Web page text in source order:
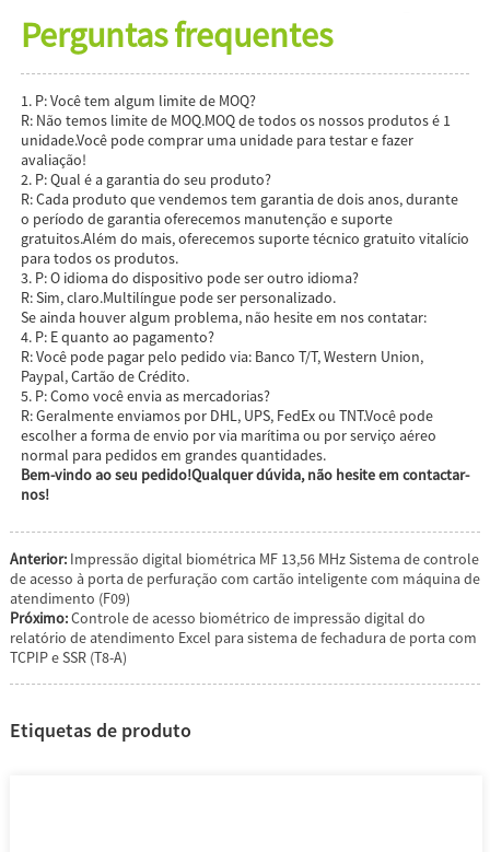
Perguntas frequentes
1. P: Você tem algum limite de MOQ?
R: Não temos limite de MOQ.MOQ de todos os nossos produtos é 1
unidade.Você pode comprar uma unidade para testar e fazer
avaliação!
2. P: Qual é a garantia do seu produto?
R: Cada produto que vendemos tem garantia de dois anos, durante
o período de garantia oferecemos manutenção e suporte
gratuitos.Além do mais, oferecemos suporte técnico gratuito vitalício
para todos os produtos.
3. P: O idioma do dispositivo pode ser outro idioma?
R: Sim, claro.Multilíngue pode ser personalizado.
Se ainda houver algum problema, não hesite em nos contatar:
4. P: E quanto ao pagamento?
R: Você pode pagar pelo pedido via: Banco T/T, Western Union,
Paypal, Cartão de Crédito.
5. P: Como você envia as mercadorias?
R: Geralmente enviamos por DHL, UPS, FedEx ou TNT.Você pode
escolher a forma de envio por via marítima ou por serviço aéreo
normal para pedidos em grandes quantidades.
Bem-vindo ao seu pedido!Qualquer dúvida, não hesite em contactar-
nos!
Anterior: Impressão digital biométrica MF 13,56 MHz Sistema de controle
de acesso à porta de perfuração com cartão inteligente com máquina de
atendimento (F09)
Próximo:Controle de acesso biométrico de impressão digital do
relatório de atendimento Excel para sistema de fechadura de porta com
TCPIP e SSR (T8-A)
Etiquetas de produto